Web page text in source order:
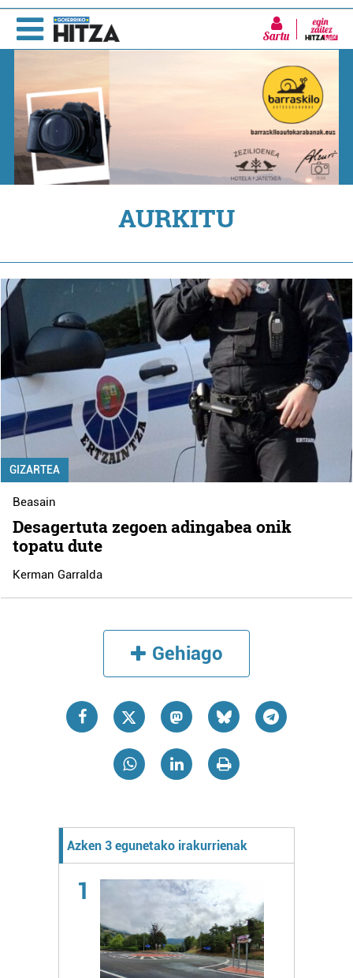
Sartu
AURKITU
GIZARTEA
Beasain
Desagertuta zegoen adingabea onik
topatu dute
Kerman Garralda
Gehiago
Azken 3 egunetako irakurrienak
1